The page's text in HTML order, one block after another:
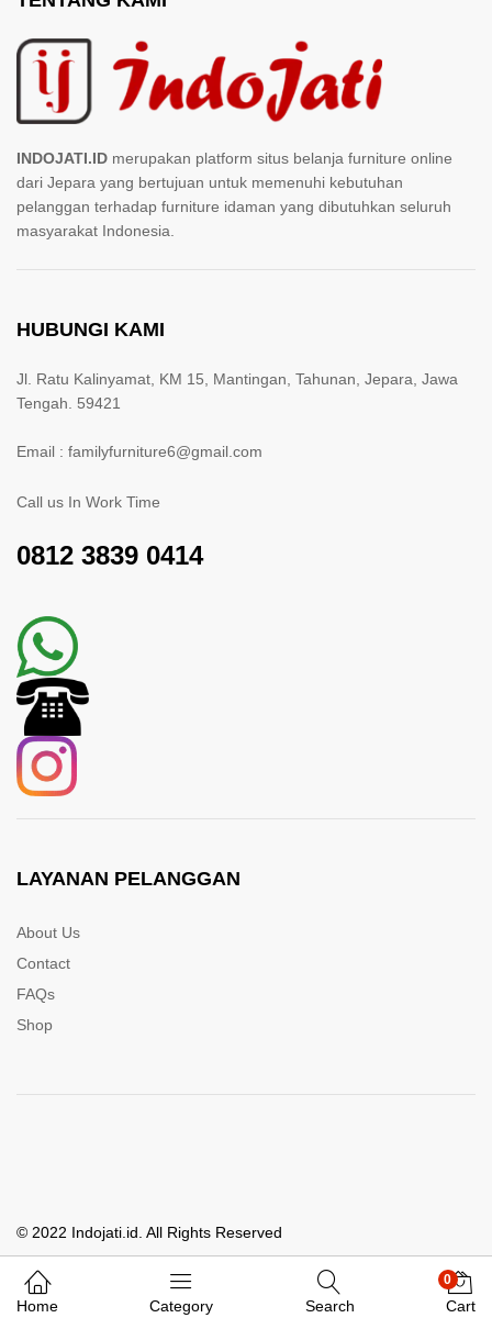
Whatsapp Kami
INDOJATI.ID merupakan platform situs belanja furniture online
dari Jepara yang bertujuan untuk memenuhi kebutuhan
pelanggan terhadap furniture idaman yang dibutuhkan seluruh
masyarakat Indonesia.
HUBUNGI KAMI
Jl. Ratu Kalinyamat, KM 15, Mantingan, Tahunan, Jepara, Jawa
Tengah. 59421
Email : familyfurniture6@gmail.com
Call us In Work Time
0812 3839 0414
LAYANAN PELANGGAN
About Us
Contact
FAQs
Shop
© 2022 Indojati.id. All Rights Reserved
Home Category Search
0
Cart